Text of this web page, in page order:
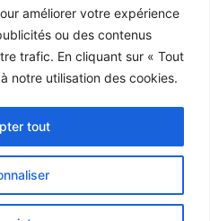
améliorer votre expérience
ou des contenus
trafic. En cliquant sur « Tout
notre utilisation des cookies.
tout
46
nous ?